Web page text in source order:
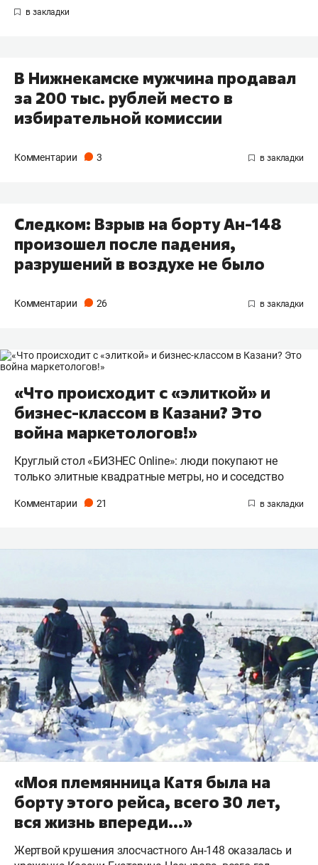
В Нижнекамске мужчина продавал
за 200 тыс. рублей место в
избирательной комиссии
Комментарии 3
Следком: Взрыв на борту Ан-148
произошел после падения,
разрушений в воздухе не было
Комментарии 26
«Что происходит с «элиткой» и
бизнес-классом в Казани? Это
война маркетологов!»
Круглый стол «БИЗНЕС Online»: люди покупают не
только элитные квадратные метры, но и соседство
Комментарии 21
«Моя племянница Катя была на
борту этого рейса, всего 30 лет,
вся жизнь впереди...»
Жертвой крушения злосчастного Ан-148 оказалась и